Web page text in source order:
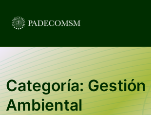
Categoría: Gestión
Ambiental